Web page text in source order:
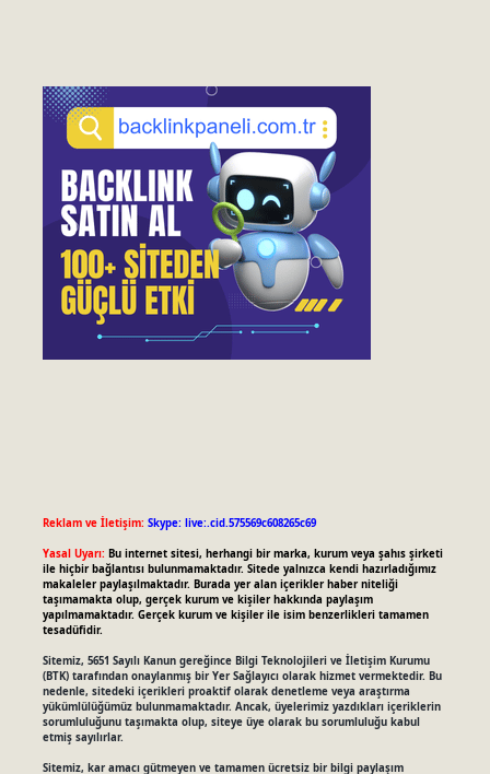
Reklam ve İletişim: Skype: live:.cid.575569c608265c69
Yasal Uyarı: Bu internet sitesi, herhangi bir marka, kurum veya şahıs şirketi
ile hiçbir bağlantısı bulunmamaktadır. Sitede yalnızca kendi hazırladığımız
makaleler paylaşılmaktadır. Burada yer alan içerikler haber niteliği
taşımamakta olup, gerçek kurum ve kişiler hakkında paylaşım
yapılmamaktadır. Gerçek kurum ve kişiler ile isim benzerlikleri tamamen
tesadüfidir.
Sitemiz, 5651 Sayılı Kanun gereğince Bilgi Teknolojileri ve İletişim Kurumu
(BTK) tarafından onaylanmış bir Yer Sağlayıcı olarak hizmet vermektedir. Bu
nedenle, sitedeki içerikleri proaktif olarak denetleme veya araştırma
yükümlülüğümüz bulunmamaktadır. Ancak, üyelerimiz yazdıkları içeriklerin
sorumluluğunu taşımakta olup, siteye üye olarak bu sorumluluğu kabul
etmiş sayılırlar.
Sitemiz, kar amacı gütmeyen ve tamamen ücretsiz bir bilgi paylaşım